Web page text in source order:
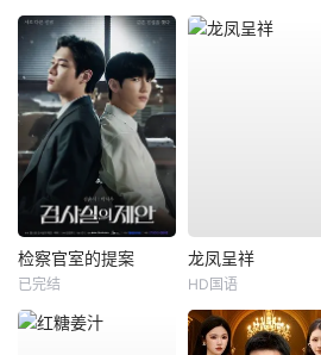
检察官室的提案
已完结
龙凤呈祥
HD国语